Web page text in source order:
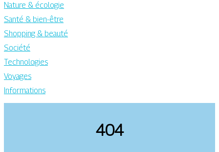
Nature & écologie
Santé & bien-être
Shopping & beauté
Société
Technologies
Voyages
Informations
404